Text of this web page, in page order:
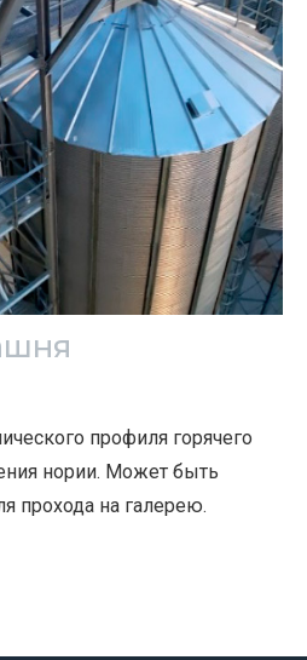
профиля горячего
нории. Может быть
прохода на галерею.